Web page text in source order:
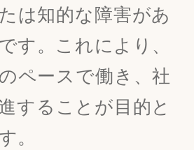
は知的な障害があ
す。これにより、
ペースで働き、社
することが目的と
。